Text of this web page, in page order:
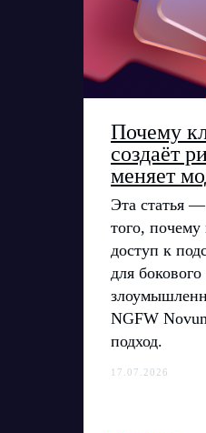
Почему
создаёт
меняет
Эта статья
того,
доступ к
для
NGFW
подход.
17.07.2026